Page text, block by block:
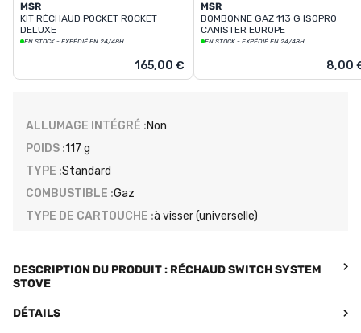
MSR
KIT RÉCHAUD POCKET ROCKET
DELUXE
EN STOCK - EXPÉDIÉ EN 24/48H
165,00 €
MSR
BOMBONNE GAZ 113 G ISOPRO
CANISTER EUROPE
EN STOCK - EXPÉDIÉ EN 24/48H
8,00
ALLUMAGE INTÉGRÉ :Non
POIDS :117 g
TYPE :Standard
COMBUSTIBLE :Gaz
TYPE DE CARTOUCHE :à visser (universelle)
DESCRIPTION DU PRODUIT : RÉCHAUD SWITCH SYSTEM
STOVE
DÉTAILS